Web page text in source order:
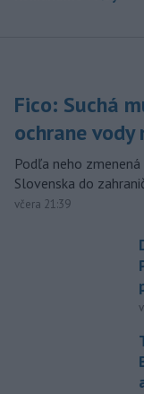
Fico: Suchá
ochrane vody
Podľa neho
Slovenska do
včera 21:39